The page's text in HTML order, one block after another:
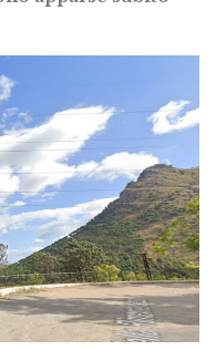
apparse subito